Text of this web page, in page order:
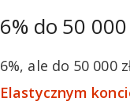
6% do 50
6%, ale do 50 000
Elastycznym